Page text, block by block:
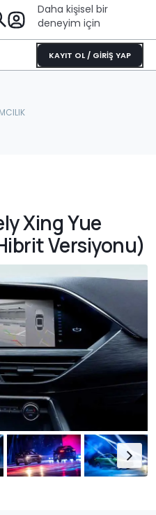
Daha kişisel bir
deneyim için
KAYIT OL / GİRİŞ YAP
Xing Yue
Versiyonu)